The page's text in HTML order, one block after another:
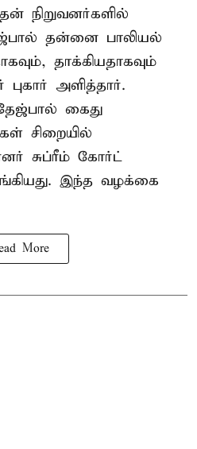
நிறுவனர்களில்
தன்னை பாலியல்
தாக்கியதாகவும்
அளித்தார்.
கைது
சிறையில்
சுப்ரீம் கோர்ட்
இந்த வழக்கை
More